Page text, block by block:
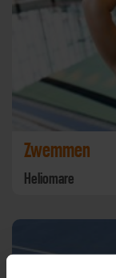
Zwemmen
Heliomare